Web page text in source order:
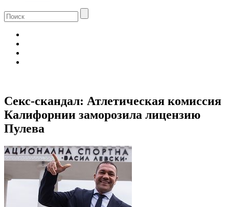
Секс-скандал: Атлетическая комиссия
Калифорнии заморозила лицензию
Пулева